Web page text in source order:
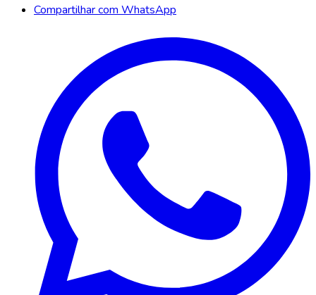
Compartilhar com WhatsApp